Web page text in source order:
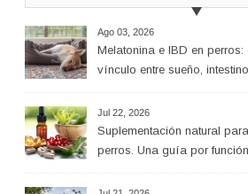
Ago 03, 2026
Melatonina e IBD en perros:
vínculo entre sueño,
Jul 22, 2026
Suplementación natural para
perros. Una guía por función.